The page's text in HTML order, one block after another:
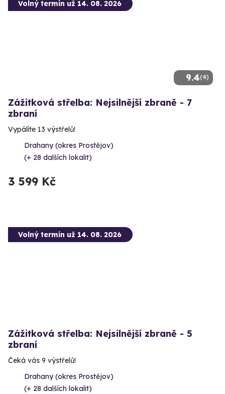
9.4(4)
Volný termín už 14. 08. 2026
Zážitková střelba: Nejsilnější zbraně - 7
zbraní
Vypálíte 13 výstřelů!
Drahany (okres Prostějov)
(+ 28 dalších lokalit)
3 599 Kč
Volný termín už 14. 08. 2026
Zážitková střelba: Nejsilnější zbraně - 5
zbraní
Čeká vás 9 výstřelů!
Drahany (okres Prostějov)
(+ 28 dalších lokalit)